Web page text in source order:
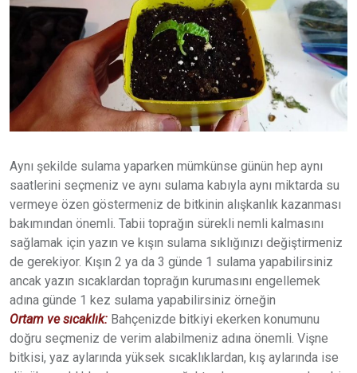
Aynı şekilde sulama yaparken mümkünse günün hep aynı
saatlerini seçmeniz ve aynı sulama kabıyla aynı miktarda su
vermeye özen göstermeniz de bitkinin alışkanlık kazanması
bakımından önemli. Tabii toprağın sürekli nemli kalmasını
sağlamak için yazın ve kışın sulama sıklığınızı değiştirmeniz
de gerekiyor. Kışın 2 ya da 3 günde 1 sulama yapabilirsiniz
ancak yazın sıcaklardan toprağın kurumasını engellemek
adına günde 1 kez sulama yapabilirsiniz örneğin
Ortam ve sıcaklık: Bahçenizde bitkiyi ekerken konumunu
doğru seçmeniz de verim alabilmeniz adına önemli. Vişne
bitkisi, yaz aylarında yüksek sıcaklıklardan, kış aylarında ise